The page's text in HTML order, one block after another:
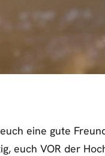
eine gute
euch VOR der